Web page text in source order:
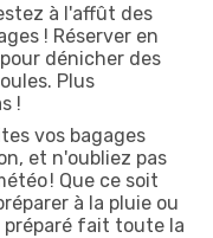
à l'affût des
! Réserver en
dénicher des
Plus
!
vos bagages
et n'oubliez pas
! Que ce soit
à la pluie ou
fait toute la